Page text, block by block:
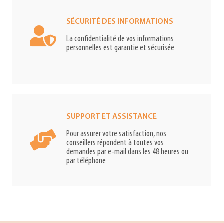
SÉCURITÉ DES INFORMATIONS
La confidentialité de vos informations
personnelles est garantie et sécurisée
SUPPORT ET ASSISTANCE
Pour assurer votre satisfaction, nos
conseillers répondent à toutes vos
demandes par e-mail dans les 48 heures ou
par téléphone